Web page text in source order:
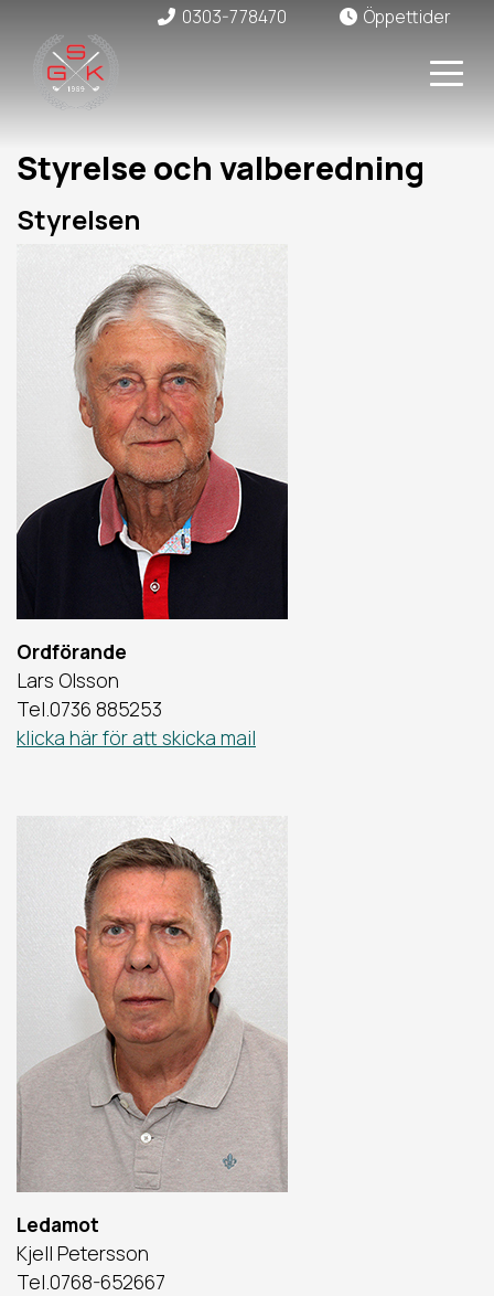
0303-778470 Öppettider
Styrelse och valberedning
Styrelsen
Ordförande
Lars Olsson
Tel.0736 885253
klicka här för att skicka mail
Ledamot
Kjell Petersson
Tel.0768-652667